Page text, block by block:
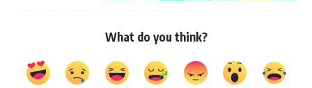
What do you think?